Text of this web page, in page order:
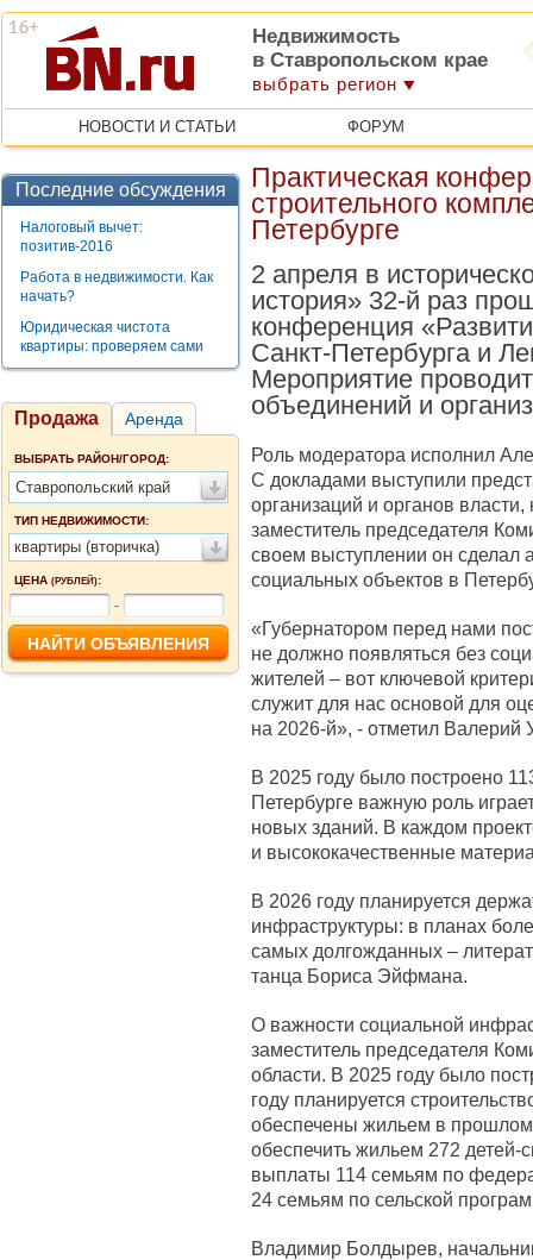
Недвижимость
в Ставропольском крае
выбрать регион
НОВОСТИ И СТАТЬИ ФОРУМ
Последние обсуждения
Налоговый вычет:
позитив-2016
Работа в недвижимости. Как
начать?
Юридическая чистота
квартиры: проверяем сами
Продажа Аренда
ВЫБРАТЬ РАЙОН/ГОРОД:
Ставропольский край
ТИП НЕДВИЖИМОСТИ:
квартиры (вторичка)
ЦЕНА (РУБЛЕЙ):
-
Практическая
строительного
Петербурге
2 апреля в
история» 32-й раз
конференция
Санкт-Петербурга и
Мероприятие
объединений и
Роль модератора исполнил
С докладами выступили
организаций и органов
заместитель председателя
своем выступлении он сделал
социальных объектов в
«Губернатором перед нами
не должно появляться без
жителей – вот ключевой
служит для нас основой для
на 2026-й», - отметил Валерий
В 2025 году было построено
Петербурге важную роль
новых зданий. В каждом
и высококачественные
В 2026 году планируется
инфраструктуры: в планах
самых долгожданных –
танца Бориса Эйфмана.
О важности социальной
заместитель председателя
области. В 2025 году было
году планируется
обеспечены жильем в прошлом
обеспечить жильем 272 детей-
выплаты 114 семьям по
24 семьям по сельской
Владимир Болдырев,